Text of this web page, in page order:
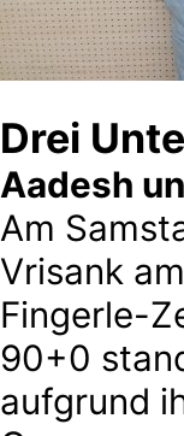
Drei
Aadesh
Am
Vrisank
Fingerle-
90+0
aufgrund